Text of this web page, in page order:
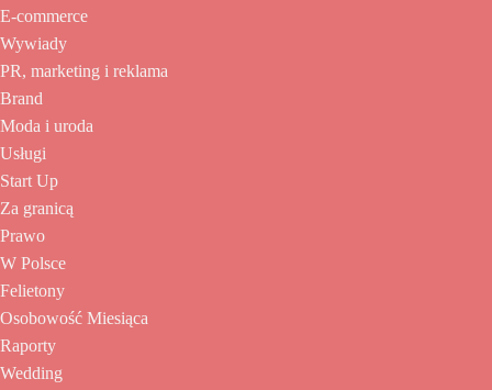
E-commerce
Wywiady
PR, marketing i reklama
Brand
Moda i uroda
Usługi
Start Up
Za granicą
Prawo
W Polsce
Felietony
Osobowość Miesiąca
Raporty
Wedding